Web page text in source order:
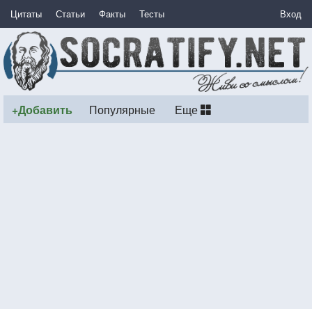
Цитаты Статьи Факты Тесты Вход
+Добавить Популярные Еще